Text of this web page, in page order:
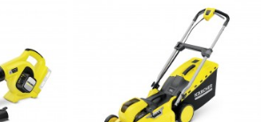
ΠΡΟΣΘΉΚΗ ΣΤΟ ΚΑΛΆΘΙ